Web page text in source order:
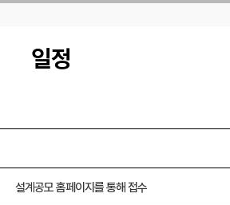
일정
설계공모 홈페이지를 통해 접수